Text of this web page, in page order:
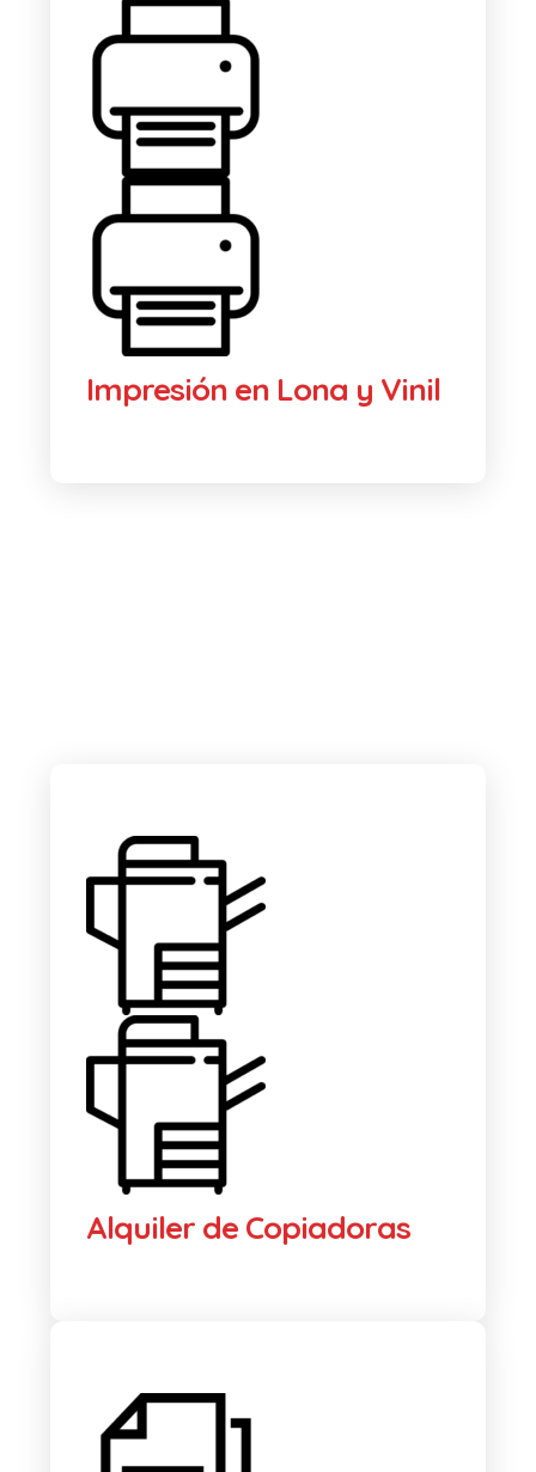
Impresión en Lona y Vinil
Alquiler de Copiadoras